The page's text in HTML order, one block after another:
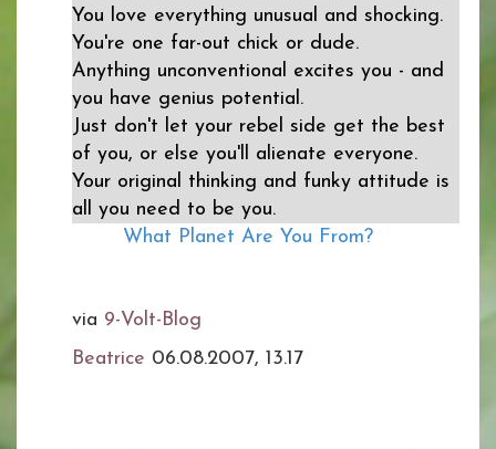
You love everything unusual and shocking.
You're one far-out chick or dude.
Anything unconventional excites you - and
you have genius potential.
Just don't let your rebel side get the best
of you, or else you'll alienate everyone.
Your original thinking and funky attitude is
all you need to be you.
What Planet Are You From?
via 9-Volt-Blog
Beatrice 06.08.2007, 13.17